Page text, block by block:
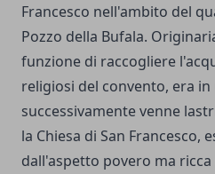
Francesco nell'ambito del
Pozzo della Bufala.
funzione di raccogliere
religiosi del convento, era
successivamente venne
la Chiesa di San Francesco,
dall'aspetto povero ma